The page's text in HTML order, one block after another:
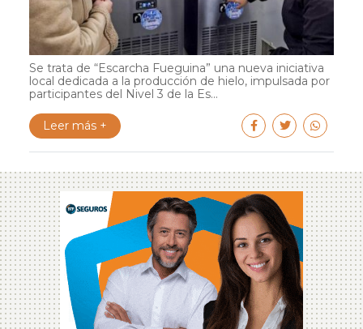
Se trata de “Escarcha Fueguina” una nueva iniciativa
local dedicada a la producción de hielo, impulsada por
participantes del Nivel 3 de la Es...
Leer más +